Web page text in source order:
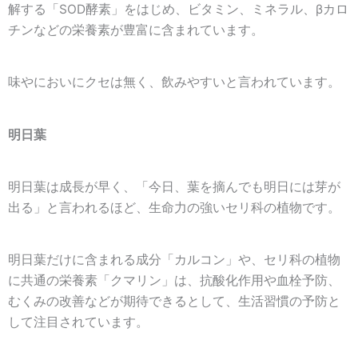
解する「SOD酵素」をはじめ、ビタミン、ミネラル、βカロ
チンなどの栄養素が豊富に含まれています。
味やにおいにクセは無く、飲みやすいと言われています。
明日葉
明日葉は成長が早く、「今日、葉を摘んでも明日には芽が
出る」と言われるほど、生命力の強いセリ科の植物です。
明日葉だけに含まれる成分「カルコン」や、セリ科の植物
に共通の栄養素「クマリン」は、抗酸化作用や血栓予防、
むくみの改善などが期待できるとして、生活習慣の予防と
して注目されています。